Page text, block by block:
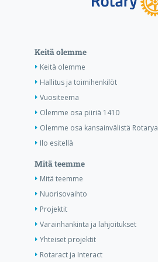
Keitä olemme
Keitä olemme
Hallitus ja toimihenkilöt
Vuositeema
Olemme osa piiriä 1410
Olemme osa kansainvälistä Rotarya
Ilo esitellä
Mitä teemme
Mitä teemme
Nuorisovaihto
Projektit
Varainhankinta ja lahjoitukset
Yhteiset projektit
Rotaract ja Interact